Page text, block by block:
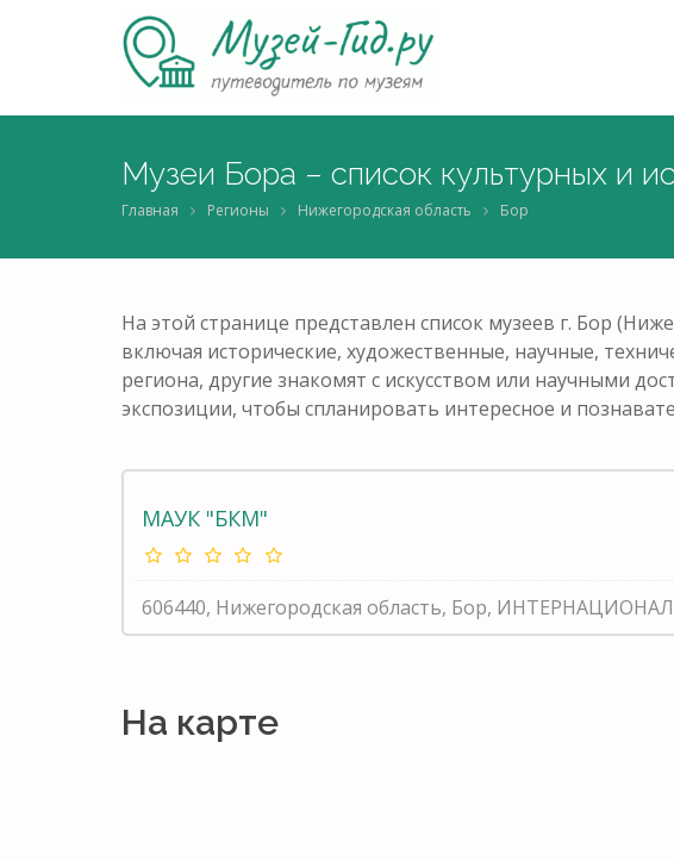
Музеи Бора – список культурных и
Главная Регионы Нижегородская область Бор
На этой странице представлен список музеев г. Бор
включая исторические, художественные, научные,
региона, другие знакомят с искусством или научными
экспозиции, чтобы спланировать интересное и
МАУК "БКМ"
606440, Нижегородская область, Бор,
На карте